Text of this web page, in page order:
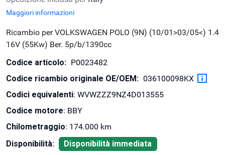
Maggiori informazioni
Ricambio per VOLKSWAGEN POLO (9N) (10/01>03/05<) 1.4
16V (55Kw) Ber. 5p/b/1390cc
Codice articolo: P0023482
Codice ricambio originale OE/OEM: 036100098KX
Codici equivalenti: WVWZZZ9NZ4D013555
Codice motore: BBY
Chilometraggio: 174.000 km
Disponibilità:
Disponibilità immediata